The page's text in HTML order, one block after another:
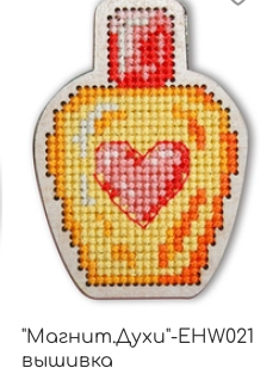
"Магнит.Духи"-EHW021
вышивка